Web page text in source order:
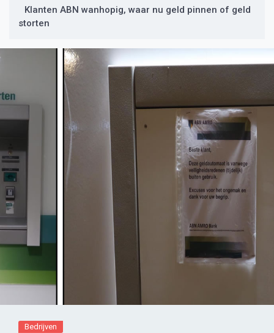
Klanten ABN wanhopig, waar nu geld pinnen of geld
storten
Bedrijven